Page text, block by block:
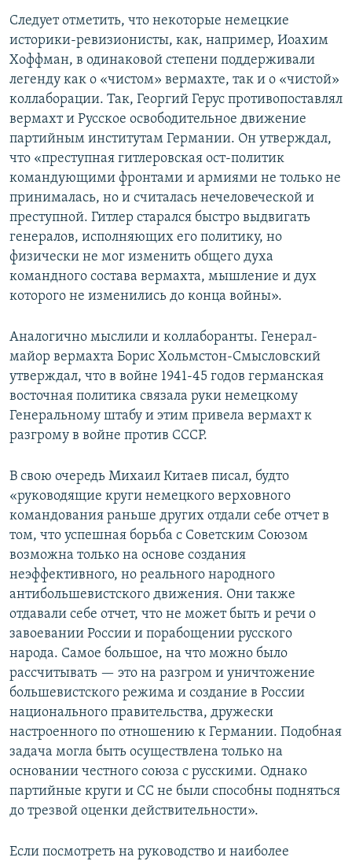
Следует отметить, что некоторые немецкие
историки-ревизионисты, как, например, Иоахим
Хоффман, в одинаковой степени поддерживали
легенду как о «чистом» вермахте, так и о «чистой»
коллаборации. Так, Георгий Герус противопоставлял
вермахт и Русское освободительное движение
партийным институтам Германии. Он утверждал,
что «преступная гитлеровская ост-политик
командующими фронтами и армиями не только не
принималась, но и считалась нечеловеческой и
преступной. Гитлер старался быстро выдвигать
генералов, исполняющих его политику, но
физически не мог изменить общего духа
командного состава вермахта, мышление и дух
которого не изменились до конца войны».
Аналогично мыслили и коллаборанты. Генерал-
майор вермахта Борис Хольмстон-Смысловский
утверждал, что в войне 1941-45 годов германская
восточная политика связала руки немецкому
Генеральному штабу и этим привела вермахт к
разгрому в войне против СССР.
В свою очередь Михаил Китаев писал, будто
«руководящие круги немецкого верховного
командования раньше других отдали себе отчет в
том, что успешная борьба с Советским Союзом
возможна только на основе создания
неэффективного, но реального народного
антибольшевистского движения. Они также
отдавали себе отчет, что не может быть и речи о
завоевании России и порабощении русского
народа. Самое большое, на что можно было
рассчитывать — это на разгром и уничтожение
большевистского режима и создание в России
национального правительства, дружески
настроенного по отношению к Германии. Подобная
задача могла быть осуществлена только на
основании честного союза с русскими. Однако
партийные круги и СС не были способны подняться
до трезвой оценки действительности».
Если посмотреть на руководство и наиболее